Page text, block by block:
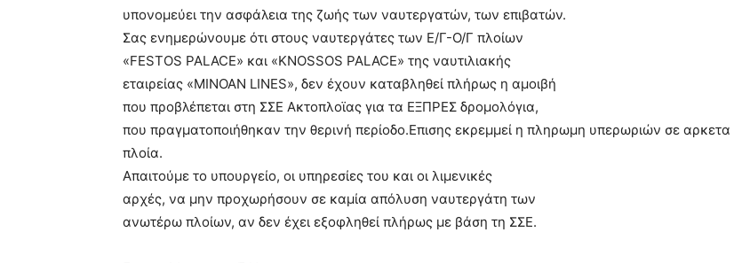
υπονομεύει την ασφάλεια της ζωής των ναυτεργατών, των επιβατών.
Σας ενημερώνουμε ότι στους ναυτεργάτες των Ε/Γ-Ο/Γ πλοίων
«FESTOS PALACE» και «KNOSSOS PALACE» της ναυτιλιακής
εταιρείας «ΜΙΝΟΑΝ LINES», δεν έχουν καταβληθεί πλήρως η αμοιβή
που προβλέπεται στη ΣΣΕ Ακτοπλοϊας για τα EΞΠΡΕΣ δρομολόγια,
που πραγματοποιήθηκαν την θερινή περίοδο.Επισης εκρεμμεί η πληρωμη υπερωριών σε αρκετα
πλοία.
Απαιτούμε το υπουργείο, οι υπηρεσίες του και οι λιμενικές
αρχές, να μην προχωρήσουν σε καμία απόλυση ναυτεργάτη των
ανωτέρω πλοίων, αν δεν έχει εξοφληθεί πλήρως με βάση τη ΣΣΕ.